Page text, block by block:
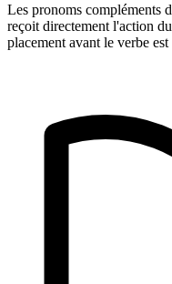
Les pronoms compléments
reçoit directement l'action
placement avant le verbe